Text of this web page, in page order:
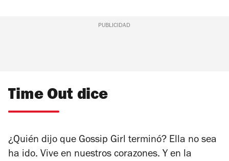
PUBLICIDAD
Time Out dice
¿Quién dijo que Gossip Girl terminó? Ella no sea
ha ido. Vive en nuestros corazones. Y en la